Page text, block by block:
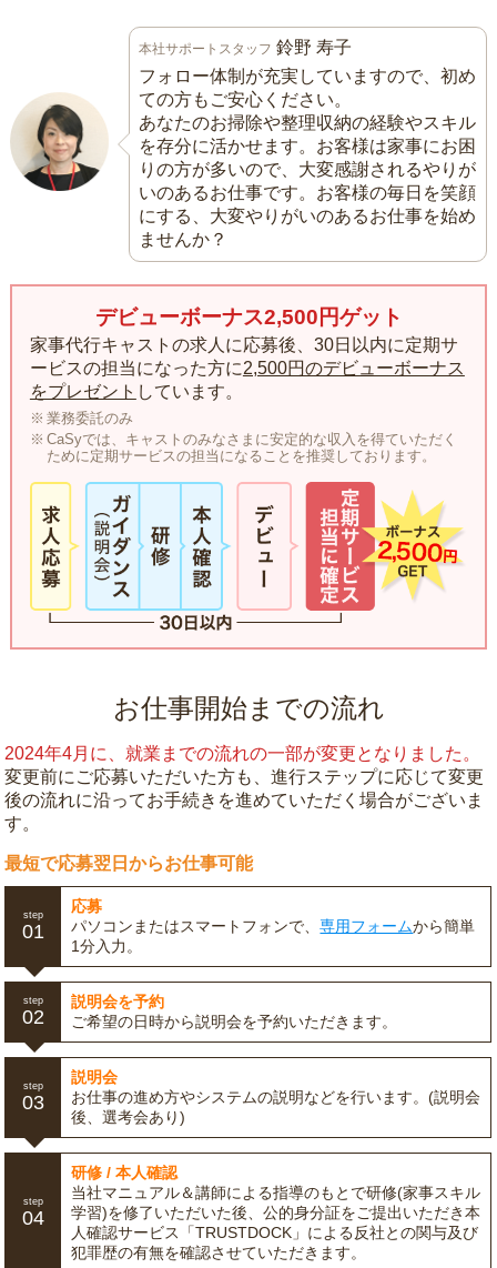
本社サポートスタッフ 鈴野 寿子
フォロー体制が充実していますので、初め
ての方もご安心ください。
あなたのお掃除や整理収納の経験やスキル
を存分に活かせます。お客様は家事にお困
りの方が多いので、大変感謝されるやりが
いのあるお仕事です。お客様の毎日を笑顔
にする、大変やりがいのあるお仕事を始め
ませんか？
デビューボーナス2,500円ゲット
家事代行キャストの求人に応募後、30日以内に定期サ
ービスの担当になった方に2,500円のデビューボーナス
をプレゼント しています。
業務委託のみ
CaSyでは、キャストのみなさまに安定的な収入を得ていただく
ために定期サービスの担当になることを推奨しております。
お仕事開始までの流れ
2024年4月に、就業までの流れの一部が変更となりました。
変更前にご応募いただいた方も、進行ステップに応じて変更
後の流れに沿ってお手続きを進めていただく場合がございま
す。
最短で応募翌日からお仕事可能
step
01
応募
パソコンまたはスマートフォンで、専用フォームから簡単
1分入力。
step
02
説明会を予約
ご希望の日時から説明会を予約いただきます。
step
03
説明会
お仕事の進め方やシステムの説明などを行います。(説明会
後、選考会あり)
step
04
研修 / 本人確認
当社マニュアル＆講師による指導のもとで研修(家事スキル
学習)を修了いただいた後、公的身分証をご提出いただき本
人確認サービス「TRUSTDOCK」による反社との関与及び
犯罪歴の有無を確認させていただきます。